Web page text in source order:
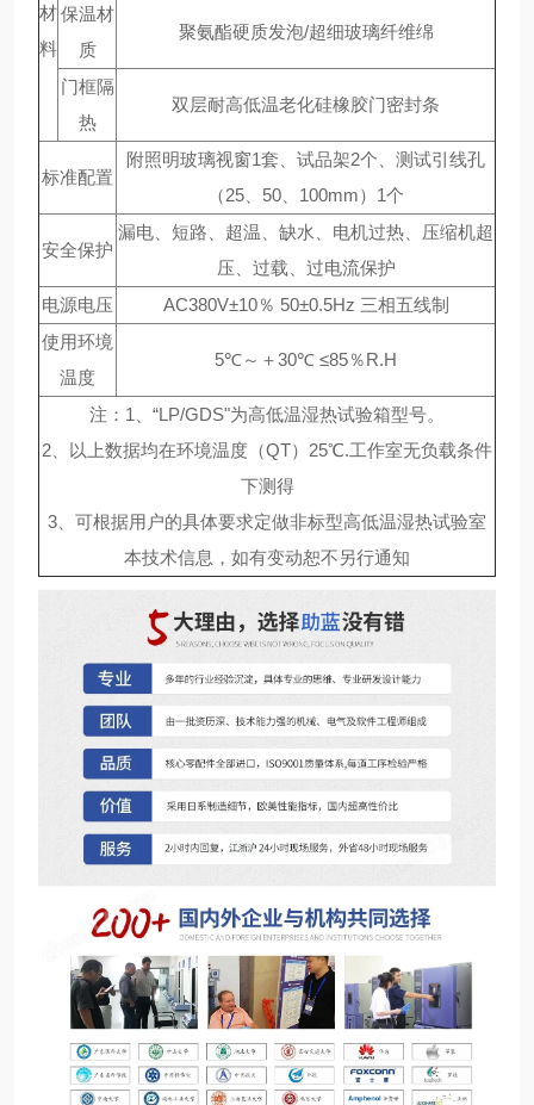
材
料
保温材
质
聚氨酯硬质发泡/超细玻璃纤维绵
门框隔
热
双层耐高低温老化硅橡胶门密封条
标准配置
附照明玻璃视窗1套、试品架2个、测试引线孔
（25、50、100mm）1个
安全保护
漏电、短路、超温、缺水、电机过热、压缩机超
压、过载、过电流保护
电源电压
AC380V±10％ 50±0.5Hz 三相五线制
使用环境
温度
5℃～＋30℃ ≤85％R.H
注：1、“LP/GDS"为高低温湿热试验箱型号。
2、以上数据均在环境温度（QT）25℃.工作室无负载条件
下测得
3、可根据用户的具体要求定做非标型高低温湿热试验室
本技术信息，如有变动恕不另行通知